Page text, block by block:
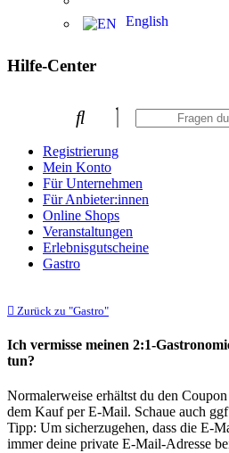
English
Hilfe-Center
Registrierung
Mein Konto
Für Unternehmen
Für Anbieter:innen
Online Shops
Veranstaltungen
Erlebnisgutscheine
Gastro
Zurück zu "Gastro"
Ich vermisse meinen 2:1-
tun?
Normalerweise erhältst du den
dem Kauf per E-Mail. Schaue auch
Tipp: Um sicherzugehen, dass die E-
immer deine private E-Mail-Adresse